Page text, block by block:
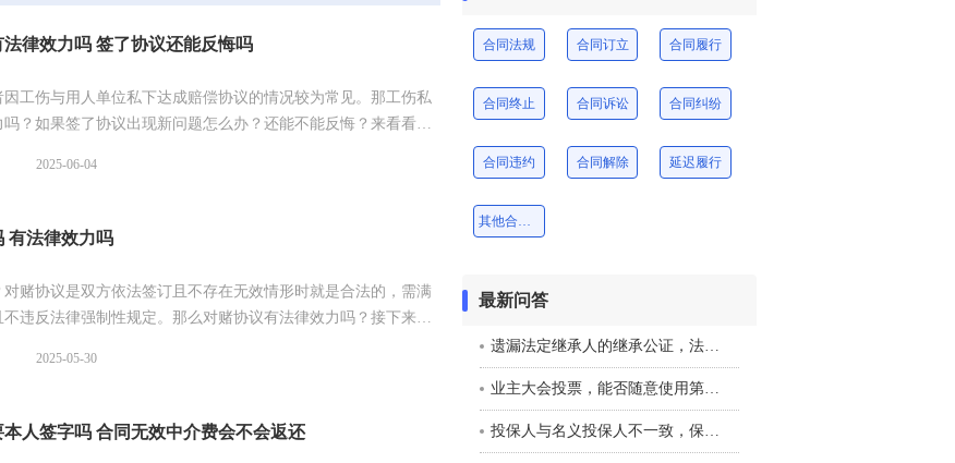
律效力吗 签了协议还能反悔吗
工伤与用人单位私下达成赔偿协议的情况较为常见。那工伤私
？如果签了协议出现新问题怎么办？还能不能反悔？来看看具
2025-06-04
有法律效力吗
赌协议是双方依法签订且不存在无效情形时就是合法的，需满
违反法律强制性规定。那么对赌协议有法律效力吗？接下来可
2025-05-30
人签字吗 合同无效中介费会不会返还
合同法规 合同订立 合同履行
合同终止 合同诉讼 合同纠纷
合同违约 合同解除 延迟履行
其他合同纠纷
最新问答
遗漏法定继承人的继承公证，法院应如何认定其效力？
业主大会投票，能否随意使用第三方小程序？
投保人与名义投保人不一致，保险合同是否有效？